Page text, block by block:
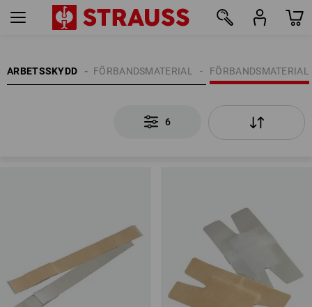
ARBETSSKYDD FÖRBANDSMATERIAL
FÖRSTA HJÄLPEN | FÖRBANDSMATERIAL
6
6